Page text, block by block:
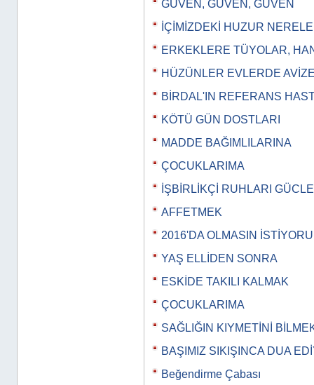
GÜVEN, GÜVEN, GÜVEN
İÇİMİZDEKİ HUZUR
ERKEKLERE TÜYOLAR,
HÜZÜNLER EVLERDE
BİRDAL'IN REFERANS
KÖTÜ GÜN DOSTLARI
MADDE BAĞIMLILARINA
ÇOCUKLARIMA
İŞBİRLİKÇİ RUHLARI
AFFETMEK
2016'DA OLMASIN
YAŞ ELLİDEN SONRA
ESKİDE TAKILI KALMAK
ÇOCUKLARIMA
SAĞLIĞIN KIYMETİNİ
BAŞIMIZ SIKIŞINCA DUA
Beğendirme Çabası